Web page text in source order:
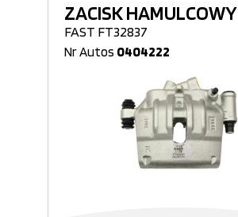
ZACISK HAMULCOWY
FAST FT32837
Nr Autos 0404222